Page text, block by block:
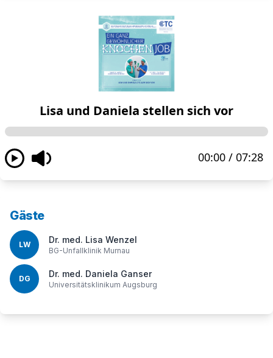
Gäste
LW Dr. med. Lisa Wenzel
BG-Unfallklinik Murnau
DG Dr. med. Daniela Ganser
Universitätsklinikum Augsburg